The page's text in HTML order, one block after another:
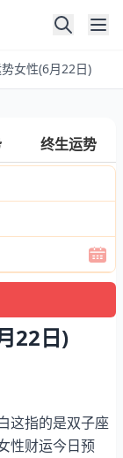
女性(6月22日)
终生运势
22日)
这指的是双子座
性财运今日预